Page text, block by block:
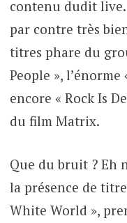
contenu dudit live.
par contre très
titres phare du
People »,
encore « Rock Is
du film Matrix.
Que du bruit ? Eh
la présence de
White World »,